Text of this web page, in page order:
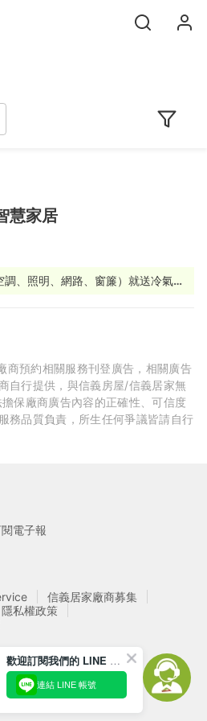
慧家居
、照明、網路、窗簾）就送冷氣控
商預約相關服務刊登廣告，相關廣告
自行提供，與信義房屋/信義居家無
保廠商廣告內容的正確性、可信度
務品質負責，所生任何爭議皆請自行
電子報
信義居家廠商募集
隱私權政策
租屋
實價登錄
歡迎訂閱我們的 LINE 官方帳號
連結 LINE 帳號